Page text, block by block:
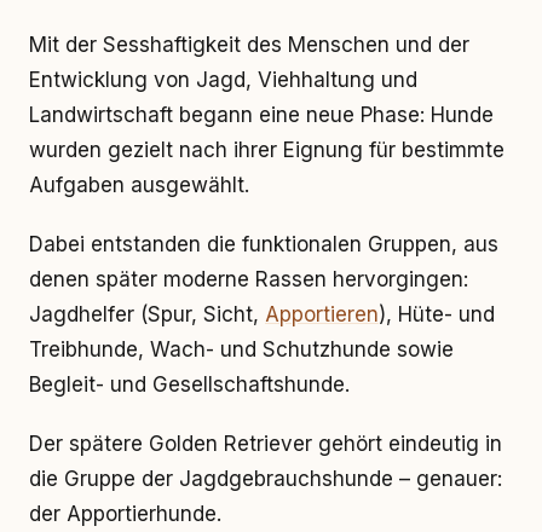
Mit der Sesshaftigkeit des Menschen und der
Entwicklung von Jagd, Viehhaltung und
Landwirtschaft begann eine neue Phase: Hunde
wurden gezielt nach ihrer Eignung für bestimmte
Aufgaben ausgewählt.
Dabei entstanden die funktionalen Gruppen, aus
denen später moderne Rassen hervorgingen:
Jagdhelfer (Spur, Sicht, Apportieren), Hüte- und
Treibhunde, Wach- und Schutzhunde sowie
Begleit- und Gesellschaftshunde.
Der spätere Golden Retriever gehört eindeutig in
die Gruppe der Jagdgebrauchshunde – genauer:
der Apportierhunde.